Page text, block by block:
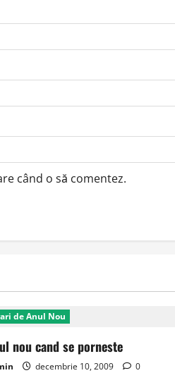
când o să comentez.
de Anul Nou
nou cand se porneste
decembrie 10, 2009 0